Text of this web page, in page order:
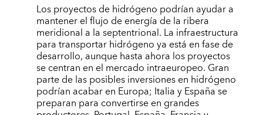
Los proyectos de hidrógeno podrían ayudar a
mantener el flujo de energía de la ribera
meridional a la septentrional. La infraestructura
para transportar hidrógeno ya está en fase de
desarrollo, aunque hasta ahora los proyectos
se centran en el mercado intraeuropeo. Gran
parte de las posibles inversiones en hidrógeno
podrían acabar en Europa; Italia y España se
preparan para convertirse en grandes